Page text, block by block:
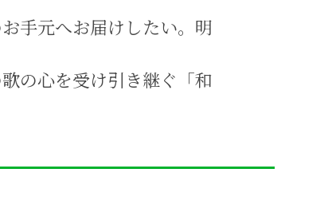
手元へお届けしたい。明
の心を受け引き継ぐ「和